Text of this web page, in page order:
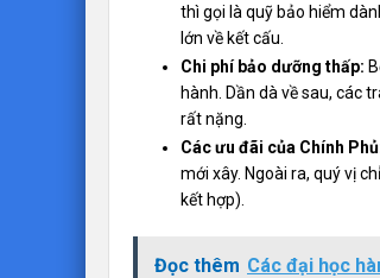
thì gọi là quỹ bảo hiểm
lớn về kết cấu.
Chi phí bảo dưỡng thấp:
hành. Dần dà về sau, các
rất nặng.
Các ưu đãi của Chính
mới xây. Ngoài ra, quý vị
kết hợp).
Đọc thêm Các đại học